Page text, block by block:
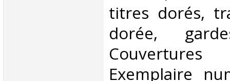
titres dorés,
dorée,
Couvertures
Exemplaire